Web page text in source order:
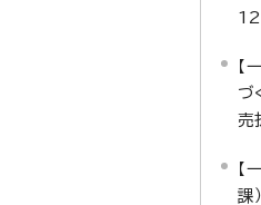
【
づ
売
【
課